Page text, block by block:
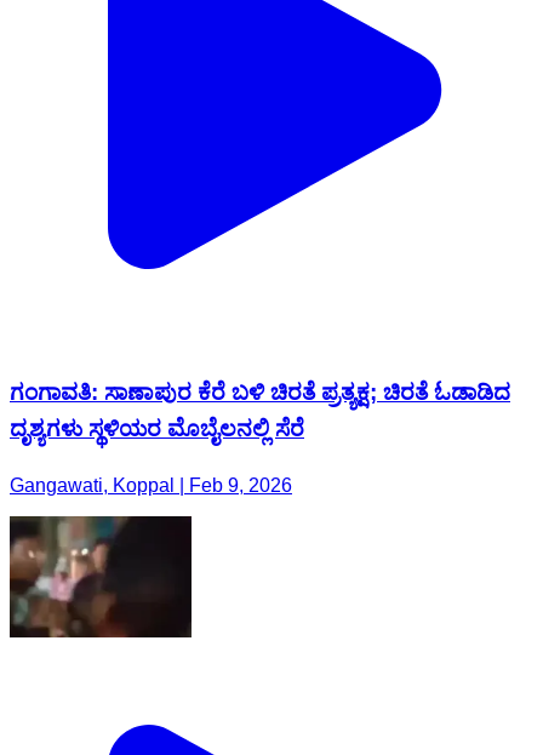
ಗಂಗಾವತಿ: ಸಾಣಾಪುರ ಕೆರೆ ಬಳಿ ಚಿರತೆ ಪ್ರತ್ಯಕ್ಷ; ಚಿರತೆ ಓಡಾಡಿದ
ದೃಶ್ಯಗಳು ‌ಸ್ಥಳಿಯರ ಮೊಬೈಲನಲ್ಲಿ ಸೆರೆ
Gangawati, Koppal | Feb 9, 2026